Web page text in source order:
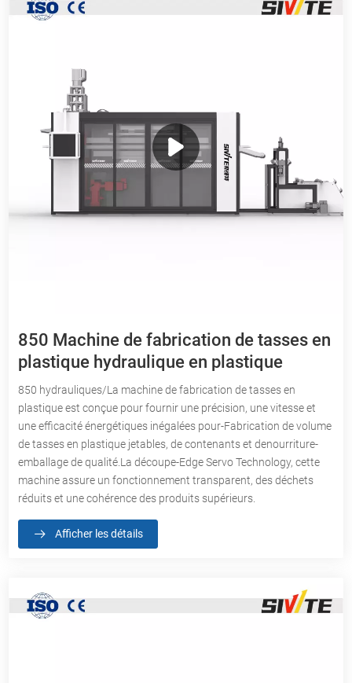
850 Machine de fabrication de tasses en
plastique hydraulique en plastique
850 hydrauliques/La machine de fabrication de tasses en
plastique est conçue pour fournir une précision, une vitesse et
une efficacité énergétiques inégalées pour-Fabrication de volume
de tasses en plastique jetables, de contenants et denourriture-
emballage de qualité.La découpe-Edge Servo Technology, cette
machine assure un fonctionnement transparent, des déchets
réduits et une cohérence des produits supérieurs.
Afficher les détails